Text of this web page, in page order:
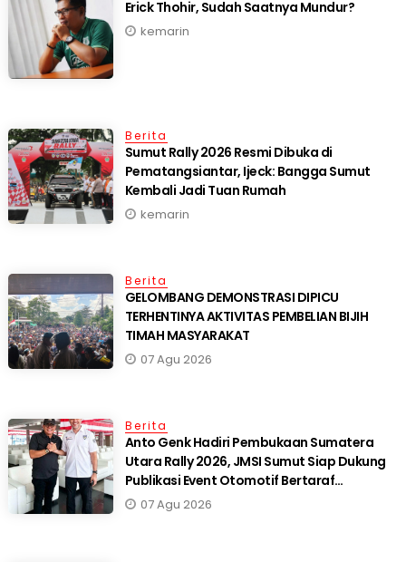
Erick Thohir, Sudah Saatnya Mundur?
kemarin
Berita
Sumut Rally 2026 Resmi Dibuka di
Pematangsiantar, Ijeck: Bangga Sumut
Kembali Jadi Tuan Rumah
kemarin
Berita
GELOMBANG DEMONSTRASI DIPICU
TERHENTINYA AKTIVITAS PEMBELIAN BIJIH
TIMAH MASYARAKAT
07 Agu 2026
Berita
Anto Genk Hadiri Pembukaan Sumatera
Utara Rally 2026, JMSI Sumut Siap Dukung
Publikasi Event Otomotif Bertaraf
Internasional*
07 Agu 2026